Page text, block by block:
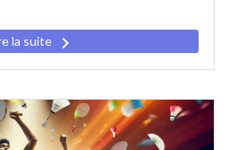
la suite keyboard_arrow_right